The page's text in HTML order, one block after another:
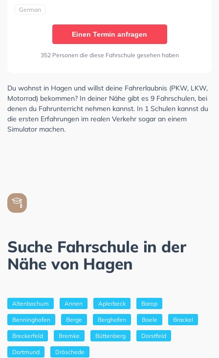
German
Einen Termin anfragen
352 Personen die diese Fahrschule gesehen haben
Du wohnst in Hagen und willst deine Fahrerlaubnis (PKW, LKW,
Motorrad) bekommen? In deiner Nähe gibt es 9 Fahrschulen, bei
denen du Fahrunterricht nehmen kannst. In 1 Schulen kannst du
die ersten Erfahrungen im realen Verkehr sogar an einem
Simulator machen.
Suche Fahrschule in der
Nähe von Hagen
Altenbochum Annen Aplerbeck Barop
Benninghofen Berge Berghofen Boele Brackel
Breckerfeld Bremke Büttenberg Dorstfeld
Dortmund Dröschede